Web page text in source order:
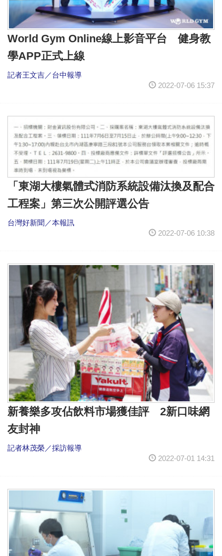
World Gym Online線上影音平台 健身教
學APP正式上線
記者王文吉／台中報導
2022-07-06 15:37
「東湖大樓氣體式消防系統設備汰換及配合
工程案」第三次公開評選公告
台灣好新聞／本報訊
2022-07-06 10:38
新養樂多攻佔飲料市場獲佳評 2新口味網
友封神
記者林茂榮／採訪報導
2022-07-01 14:31